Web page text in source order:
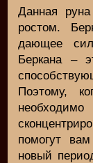
Данная
ростом.
дающее
Беркана –
Поэтому,
помогут
новый